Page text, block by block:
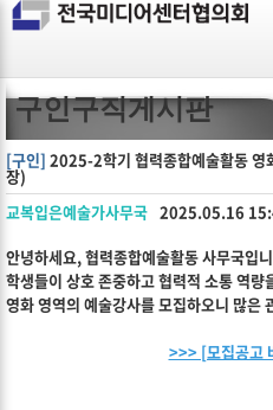
구인구직게시판
[구인] 2025-2학기 협력종합예술활동 영
장)
교복입은예술가사무국 2025.05.16
안녕하세요, 협력종합예술활동 사무국입
학생들이 상호 존중하고 협력적 소통 역
영화 영역의 예술강사를 모집하오니 많은
>>> [모집공고